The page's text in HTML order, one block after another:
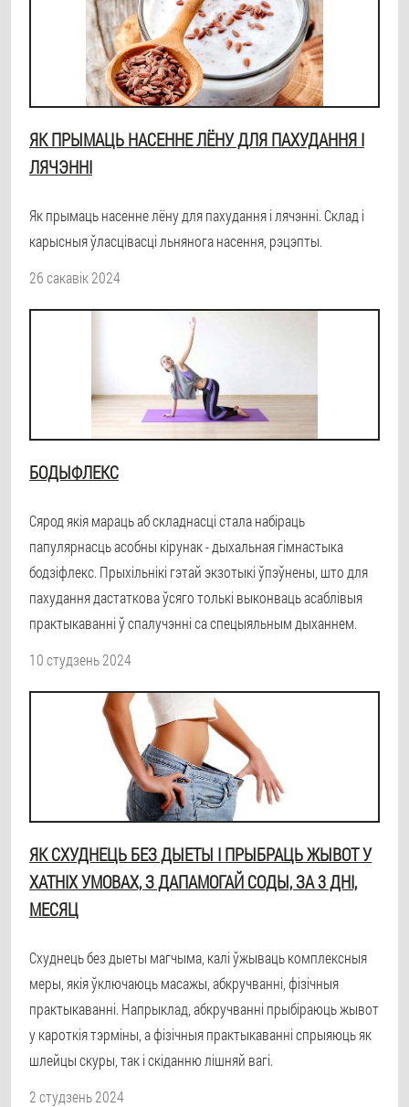
ЯК ПРЫМАЦЬ НАСЕННЕ ЛЁНУ ДЛЯ ПАХУДАННЯ І
ЛЯЧЭННІ
Як прымаць насенне лёну для пахудання і лячэнні. Склад і
карысныя ўласцівасці льнянога насення, рэцэпты.
26 сакавік 2024
БОДЫФЛЕКС
Сярод якія мараць аб складнасці стала набіраць
папулярнасць асобны кірунак - дыхальная гімнастыка
бодзіфлекс. Прыхільнікі гэтай экзотыкі ўпэўнены, што для
пахудання дастаткова ўсяго толькі выконваць асаблівыя
практыкаванні ў спалучэнні са спецыяльным дыханнем.
10 студзень 2024
ЯК СХУДНЕЦЬ БЕЗ ДЫЕТЫ І ПРЫБРАЦЬ ЖЫВОТ У
ХАТНІХ УМОВАХ, З ДАПАМОГАЙ СОДЫ, ЗА 3 ДНІ,
МЕСЯЦ
Схуднець без дыеты магчыма, калі ўжываць комплексныя
меры, якія ўключаюць масажы, абкручванні, фізічныя
практыкаванні. Напрыклад, абкручванні прыбіраюць жывот
у кароткія тэрміны, а фізічныя практыкаванні спрыяюць як
шлейцы скуры, так і скіданню лішняй вагі.
2 студзень 2024